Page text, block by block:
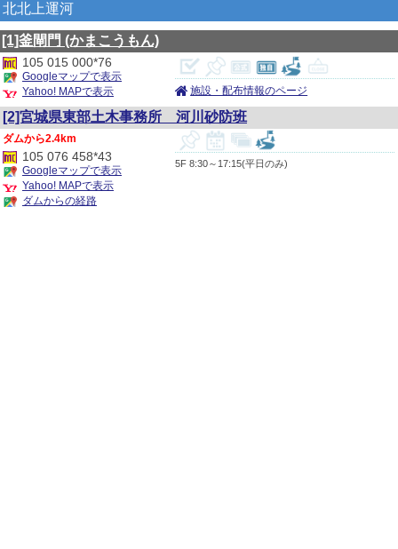
北北上運河
[1]釜閘門 (かまこうもん)
施設・配布情報のページ
105 015 000*76
Googleマップで表示
Yahoo! MAPで表示
[2]宮城県東部土木事務所 河川砂防班
5F 8:30～17:15(平日のみ)
2.4km
105 076 458*43
Googleマップで表示
Yahoo! MAPで表示
ダムからの経路